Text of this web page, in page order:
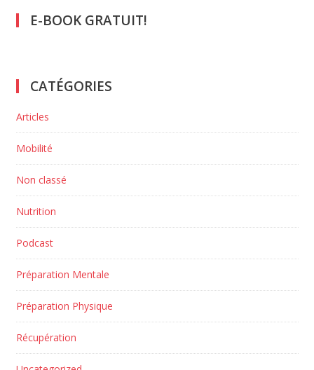
E-BOOK GRATUIT!
CATÉGORIES
Articles
Mobilité
Non classé
Nutrition
Podcast
Préparation Mentale
Préparation Physique
Récupération